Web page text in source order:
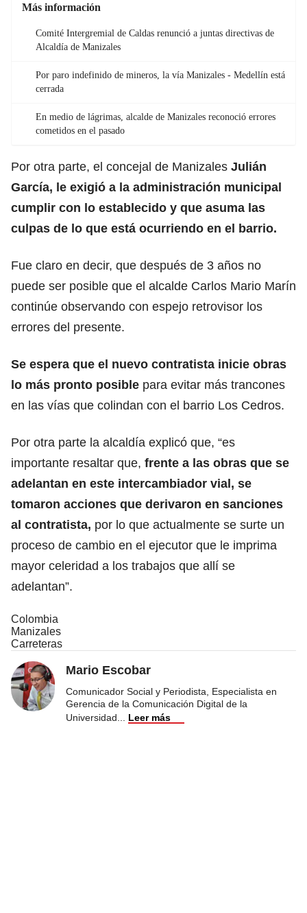
Más información
Comité Intergremial de Caldas renunció a juntas directivas de
Alcaldía de Manizales
Por paro indefinido de mineros, la vía Manizales - Medellín está
cerrada
En medio de lágrimas, alcalde de Manizales reconoció errores
cometidos en el pasado
Por otra parte, el concejal de Manizales Julián
García, le exigió a la administración municipal
cumplir con lo establecido y que asuma las
culpas de lo que está ocurriendo en el barrio.
Fue claro en decir, que después de 3 años no
puede ser posible que el alcalde Carlos Mario Marín
continúe observando con espejo retrovisor los
errores del presente.
Se espera que el nuevo contratista inicie obras
lo más pronto posible para evitar más trancones
en las vías que colindan con el barrio Los Cedros.
Por otra parte la alcaldía explicó que, “es
importante resaltar que, frente a las obras que se
adelantan en este intercambiador vial, se
tomaron acciones que derivaron en sanciones
al contratista, por lo que actualmente se surte un
proceso de cambio en el ejecutor que le imprima
mayor celeridad a los trabajos que allí se
adelantan”.
Colombia
Manizales
Carreteras
Mario Escobar
Comunicador Social y Periodista, Especialista en
Gerencia de la Comunicación Digital de la
Universidad
Leer más